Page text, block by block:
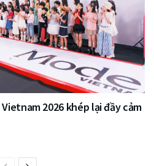
2026 khép lại đầy cảm